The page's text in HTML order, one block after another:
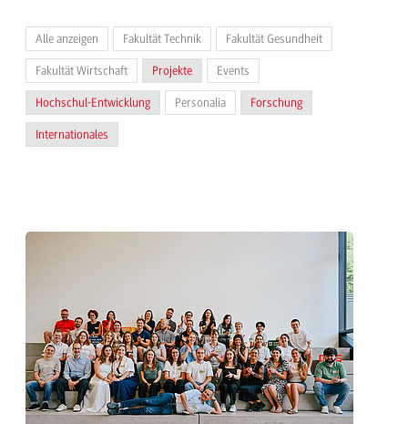
Alle anzeigen Fakultät Technik Fakultät Gesundheit
Fakultät Wirtschaft Projekte Events
Hochschul-Entwicklung Personalia Forschung
Internationales